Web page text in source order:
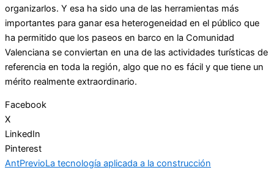
organizarlos. Y esa ha sido una de las herramientas más
importantes para ganar esa heterogeneidad en el público que
ha permitido que los paseos en barco en la Comunidad
Valenciana se conviertan en una de las actividades turísticas de
referencia en toda la región, algo que no es fácil y que tiene un
mérito realmente extraordinario.
Facebook
X
LinkedIn
Pinterest
AntPrevioLa tecnología aplicada a la construcción